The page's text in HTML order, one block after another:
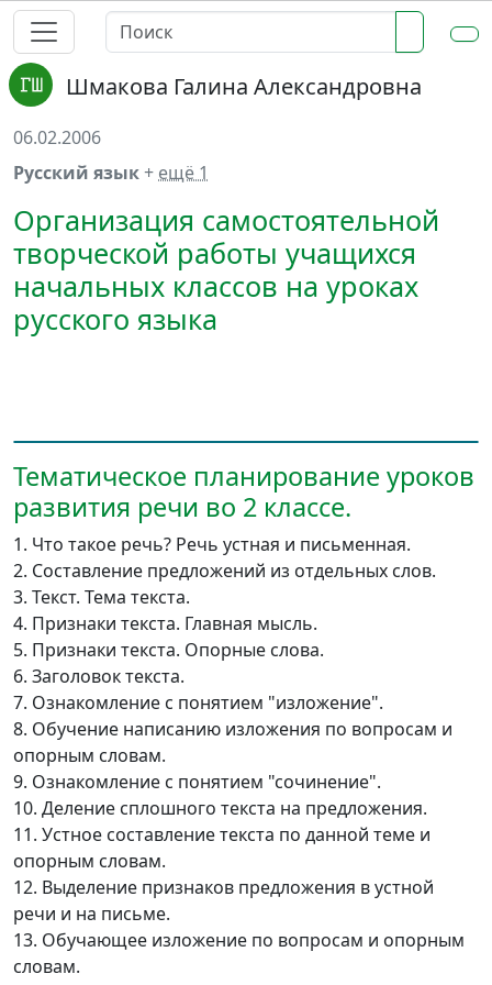
Шмакова Галина Александровна
06.02.2006
Русский язык+ ещё 1
Организация самостоятельной
творческой работы учащихся
начальных классов на уроках
русского языка
Тематическое планирование уроков
развития речи во 2 классе.
1. Что такое речь? Речь устная и письменная.
2. Составление предложений из отдельных слов.
3. Текст. Тема текста.
4. Признаки текста. Главная мысль.
5. Признаки текста. Опорные слова.
6. Заголовок текста.
7. Ознакомление с понятием "изложение".
8. Обучение написанию изложения по вопросам и
опорным словам.
9. Ознакомление с понятием "сочинение".
10. Деление сплошного текста на предложения.
11. Устное составление текста по данной теме и
опорным словам.
12. Выделение признаков предложения в устной
речи и на письме.
13. Обучающее изложение по вопросам и опорным
словам.